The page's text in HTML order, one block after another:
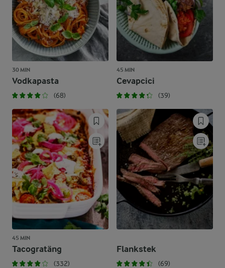
30 MIN
Vodkapasta
(68)
45 MIN
Cevapcici
(39)
45 MIN
Tacogratäng
(332)
Flankstek
(69)